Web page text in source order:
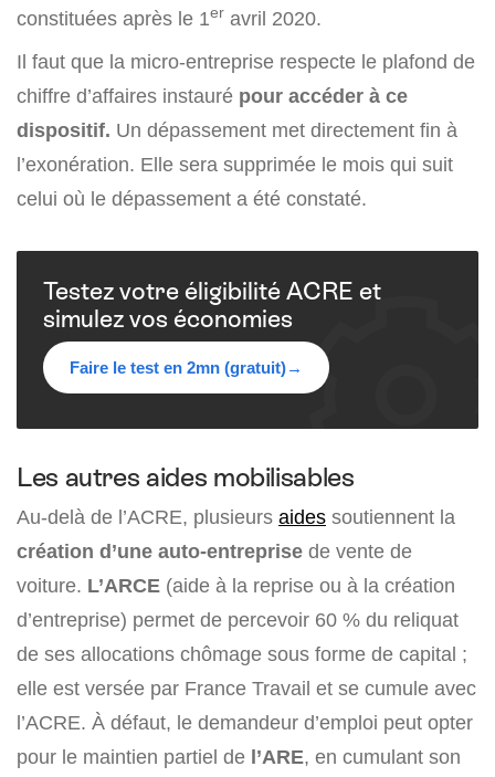
constituées après le 1er avril 2020.
Il faut que la micro-entreprise respecte le plafond de
chiffre d’affaires instauré pour accéder à ce
dispositif. Un dépassement met directement fin à
l’exonération. Elle sera supprimée le mois qui suit
celui où le dépassement a été constaté.
Testez votre éligibilité ACRE et
simulez vos économies
Faire le test en 2mn (gratuit)→
Les autres aides mobilisables
Au-delà de l’ACRE, plusieurs aides soutiennent la
création d’une auto-entreprise de vente de
voiture. L’ARCE (aide à la reprise ou à la création
d’entreprise) permet de percevoir 60 % du reliquat
de ses allocations chômage sous forme de capital ;
elle est versée par France Travail et se cumule avec
l’ACRE. À défaut, le demandeur d’emploi peut opter
pour le maintien partiel de l’ARE, en cumulant son